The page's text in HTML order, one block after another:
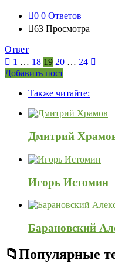
0 0 Ответов
63 Просмотра
Ответ
1 … 18 19 20 … 24
Боковая
панель
Добавить пост
120x600Также читайте:
Дмитрий
Игорь Истомин
Барановский
Популярные